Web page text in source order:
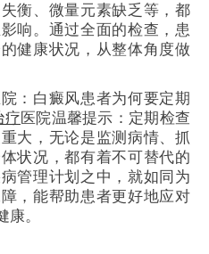
衡、微量元素缺乏等，都
响。通过全面的检查，患
健康状况，从整体角度做
白癜风患者为何要定期
疗医院温馨提示：定期检查
大，无论是监测病情、抓
状况，都有着不可替代的
管理计划之中，就如同为
，能帮助患者更好地应对
。